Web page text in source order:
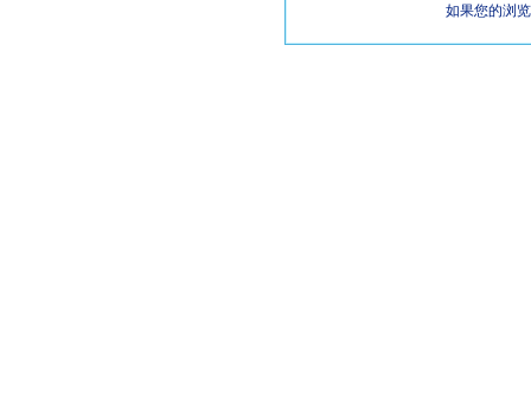
如果您的浏